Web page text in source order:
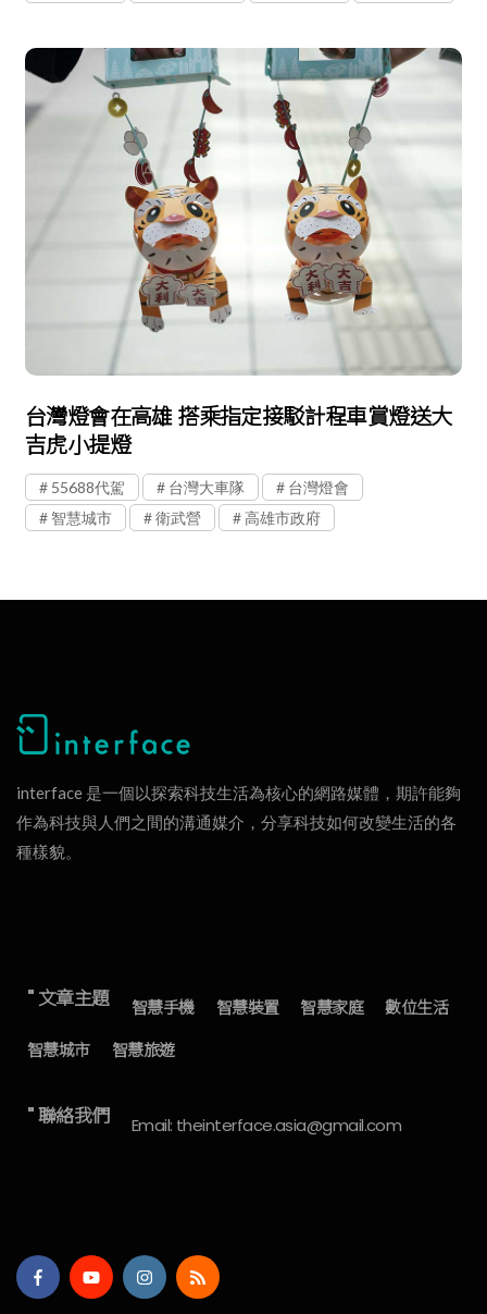
台灣燈會在高雄 搭乘指定接駁計程車賞燈送大
吉虎小提燈
55688代駕 台灣大車隊
台灣燈會
智慧城市
衛武營 高雄市政府
interface 是一個以探索科技生活為核心的網路媒體，期許能夠
作為科技與人們之間的溝通媒介，分享科技如何改變生活的各
種樣貌。
" 文章主題 智慧手機 智慧裝置 智慧家庭
數位生活
智慧城市
智慧旅遊
" 聯絡我們 Email: theinterface.asia@gmail.com